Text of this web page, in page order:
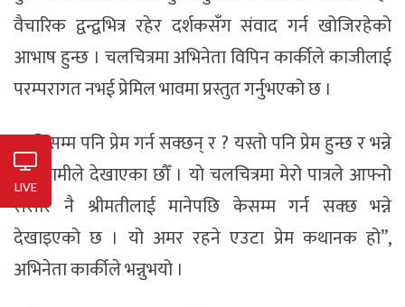
वैचारिक द्वन्द्वभित्र रहेर दर्शकसँग संवाद गर्न खोजिरहेको
आभाष हुन्छ । चलचित्रमा अभिनेता विपिन कार्कीले काजीलाई
परम्परागत नभई प्रेमिल भावमा प्रस्तुत गर्नुभएको छ ।
“यतिसम्म पनि प्रेम गर्न सक्छन् र ? यस्तो पनि प्रेम हुन्छ र भन्ने
पात्र हामीले देखाएका छौँ । यो चलचित्रमा मेरो पात्रले आफ्नो
संसार नै श्रीमतीलाई मानेपछि केसम्म गर्न सक्छ भन्ने
देखाइएको छ । यो अमर रहने एउटा प्रेम कथानक हो”,
अभिनेता कार्कीले भन्नुभयो ।
LIVE